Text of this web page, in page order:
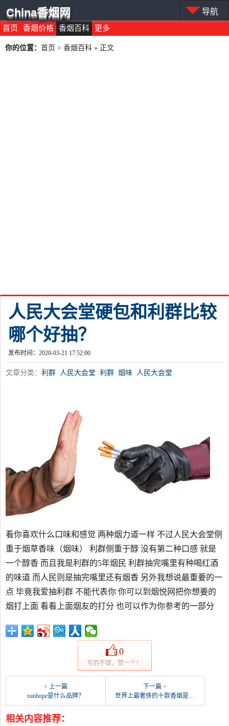
首页 香烟价格 香烟百科 更多
China香烟网 导航
你的位置： 首页 > 香烟百科 » 正文
人民大会堂硬包和利群比较
哪个好抽？
发布时间：2020-03-21 17:52:00
文章分类： 利群 人民大会堂 利群 烟味 人民大会堂
看你喜欢什么口味和感觉 两种烟力道一样 不过人民大会堂侧
重于烟草香味（烟味） 利群侧重于醇 没有第二种口感 就是
一个醇香 而且我是利群的5年烟民 利群抽完嘴里有种喝红酒
的味道 而人民则是抽完嘴里还有烟香 另外我想说最重要的一
点 毕竟我爱抽利群 不能代表你 你可以到烟悦网把你想要的
烟打上面 看看上面烟友的打分 也可以作为你参考的一部分
0
写的不错，赞一个！
< 上一篇
sunhope是什么品牌？
下一篇 >
世界上最奢侈的十款香烟是什么, 沉香烟连它们的零头都到不了吗？
相关内容推荐：